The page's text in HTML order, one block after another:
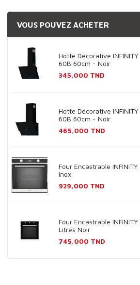
VOUS POUVEZ ACHETER
Hotte Décorative
60B 60cm - Noir
Prix
345,000 TND
Hotte Décorative
60B 60cm - Noir
Prix
465,000 TND
Four Encastrable
Inox
Prix
929,000 TND
Four Encastrable
Litres Noir
Prix
745,000 TND